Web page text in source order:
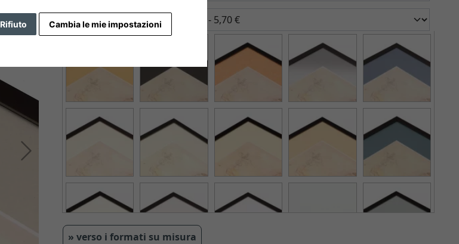
Rifiuto Cambia le mie impostazioni
Avanti
Colore
» verso i formati su misura